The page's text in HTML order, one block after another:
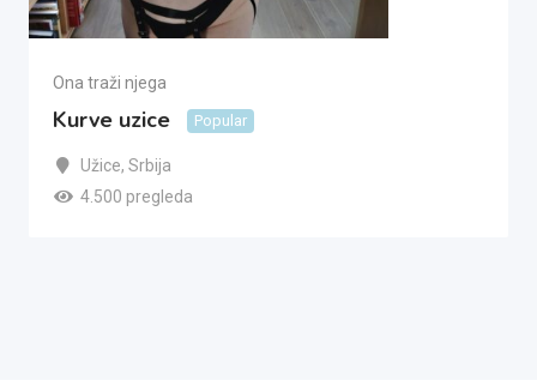
Ona traži njega
Kurve uzice Popular
Užice, Srbija
4.500 pregleda